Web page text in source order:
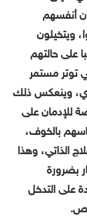
أنفسهم
ويتخيلون
على حالتهم
توتر مستمر
وينعكس ذلك
للإدمان على
بالخوف،
الذاتي، وهذا
بضرورة
على التدخل